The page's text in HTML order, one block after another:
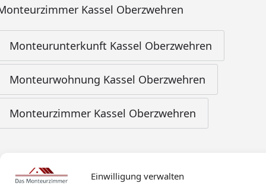
Einwilligung verwalten
Kassel Oberzwehren
Monteurunterkunft Kassel Oberzwehren
Monteurwohnung Kassel Oberzwehren
Monteurzimmer Kassel Oberzwehren